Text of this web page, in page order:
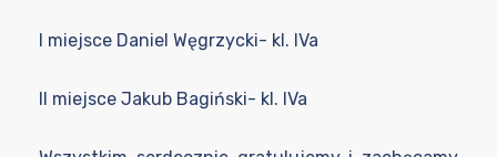
I miejsce Daniel Węgrzycki- kl. IVa
II miejsce Jakub Bagiński- kl. IVa